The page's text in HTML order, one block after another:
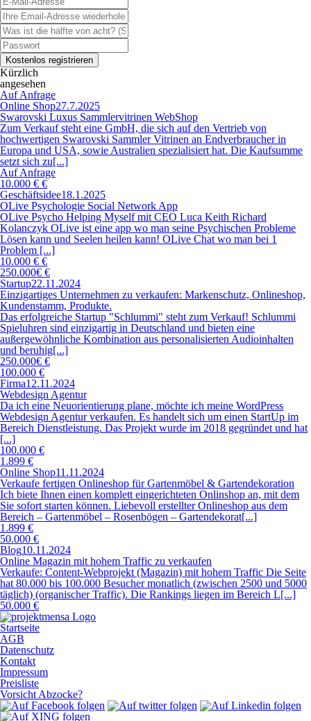
Kürzlich
angesehen
Auf Anfrage
Online Shop27.7.2025
Swarovski Luxus Sammlervitrinen WebShop
Zum Verkauf steht eine GmbH, die sich auf den Vertrieb von
hochwertigen Swarovski Sammler Vitrinen an Endverbraucher in
Europa und USA, sowie Australien spezialisiert hat. Die Kaufsumme
setzt sich zu[...]
Auf Anfrage
10.000 € €
Geschäftsidee18.1.2025
OLive Psychologie Social Network App
OLive Psycho Helping Myself mit CEO Luca Keith Richard
Kolanczyk OLive ist eine app wo man seine Psychischen Probleme
Lösen kann und Seelen heilen kann! OLive Chat wo man bei 1
Problem [...]
10.000 € €
250.000€ €
Startup22.11.2024
Einzigartiges Unternehmen zu verkaufen: Markenschutz, Onlineshop,
Kundenstamm, Produkte.
Das erfolgreiche Startup "Schlummi" steht zum Verkauf! Schlummi
Spieluhren sind einzigartig in Deutschland und bieten eine
außergewöhnliche Kombination aus personalisierten Audioinhalten
und beruhig[...]
250.000€ €
100.000 €
Firma12.11.2024
Webdesign Agentur
Da ich eine Neuorientierung plane, möchte ich meine WordPress
Webdesign Agentur verkaufen. Es handelt sich um einen StartUp im
Bereich Dienstleistung. Das Projekt wurde im 2018 gegründet und hat
[...]
100.000 €
1.899 €
Online Shop11.11.2024
Verkaufe fertigen Onlineshop für Gartenmöbel & Gartendekoration
Ich biete Ihnen einen komplett eingerichteten Onlinshop an, mit dem
Sie sofort starten können. Liebevoll erstellter Onlineshop aus dem
Bereich – Gartenmöbel – Rosenbögen – Gartendekorat[...]
1.899 €
50.000 €
Blog10.11.2024
Online Magazin mit hohem Traffic zu verkaufen
Verkaufe: Content-Webprojekt (Magazin) mit hohem Traffic Die Seite
hat 80.000 bis 100.000 Besucher monatlich (zwischen 2500 und 5000
täglich) (organischer Traffic). Die Rankings liegen im Bereich L[...]
50.000 €
Startseite
AGB
Datenschutz
Kontakt
Impressum
Preisliste
Vorsicht Abzocke?